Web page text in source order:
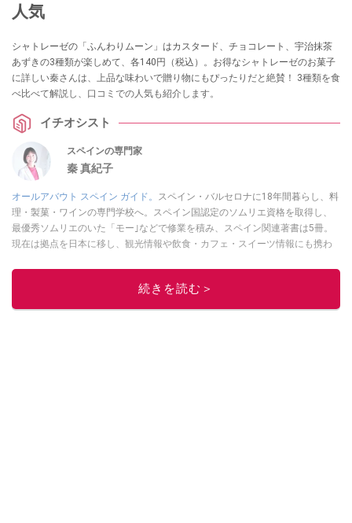
人気
シャトレーゼの「ふんわりムーン」はカスタード、チョコレート、宇治抹茶
あずきの3種類が楽しめて、各140円（税込）。お得なシャトレーゼのお菓子
に詳しい秦さんは、上品な味わいで贈り物にもぴったりだと絶賛！ 3種類を食
べ比べて解説し、口コミでの人気も紹介します。
イチオシスト
スペインの専門家
秦 真紀子
オールアバウト スペイン ガイド。 スペイン・バルセロナに18年間暮らし、料
理・製菓・ワインの専門学校へ。スペイン国認定のソムリエ資格を取得し、
最優秀ソムリエのいた「モー｣などで修業を積み、スペイン関連著書は5冊。
現在は拠点を日本に移し、観光情報や飲食・カフェ・スイーツ情報にも携わ
ーツ販売チェーンのおすすめ商品情報も発信。
17州おいしい旅』（‎産業編集センター刊）ほか。
ガイドや、飲食関連の方の視察旅行のコーディネートやガイド、スペインの
続きを読む＞